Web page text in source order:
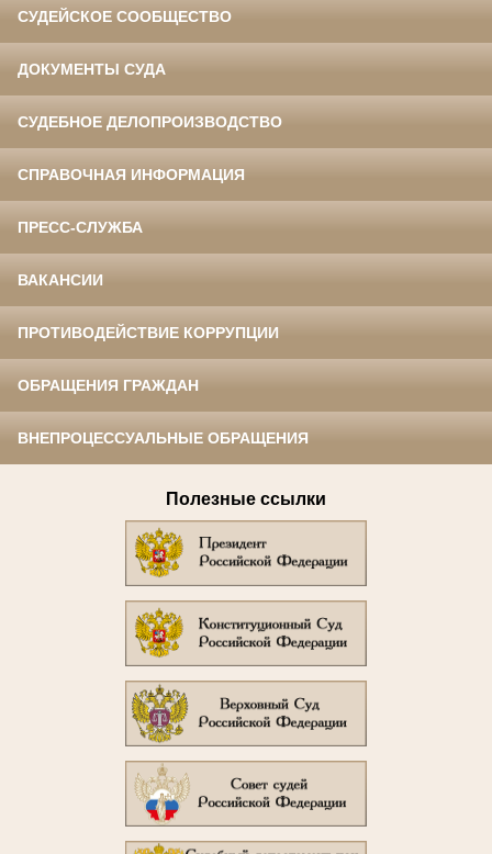
СУДЕЙСКОЕ СООБЩЕСТВО
ДОКУМЕНТЫ СУДА
СУДЕБНОЕ ДЕЛОПРОИЗВОДСТВО
СПРАВОЧНАЯ ИНФОРМАЦИЯ
ПРЕСС-СЛУЖБА
ВАКАНСИИ
ПРОТИВОДЕЙСТВИЕ КОРРУПЦИИ
ОБРАЩЕНИЯ ГРАЖДАН
ВНЕПРОЦЕССУАЛЬНЫЕ ОБРАЩЕНИЯ
Полезные ссылки